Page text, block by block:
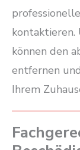
kontaktieren.
können den
entfernen
Ihrem